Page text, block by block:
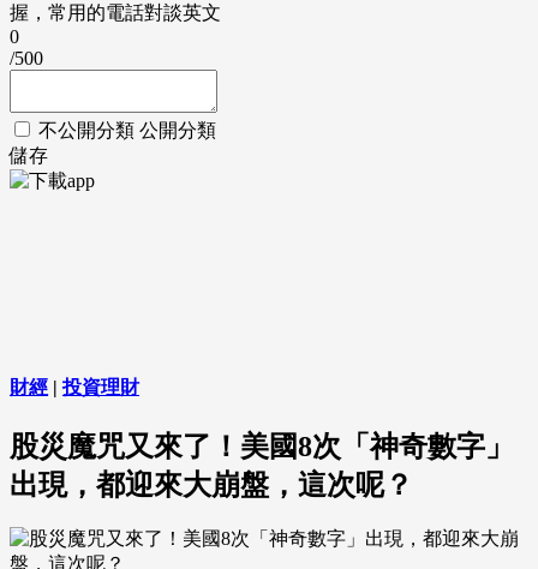
握，常用的電話對談英文
0
/500
不公開分類 公開分類
儲存
財經 | 投資理財
股災魔咒又來了！美國8次「神奇數字」
出現，都迎來大崩盤，這次呢？